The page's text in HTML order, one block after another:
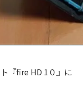
『fire HD 1０』に